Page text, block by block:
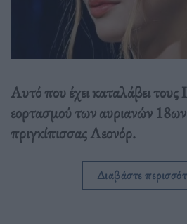
Αυτό που έχει καταλάβει τους
εορτασμού των αυριανών 18ων
πριγκίπισσας Λεονόρ.
Διαβάστε